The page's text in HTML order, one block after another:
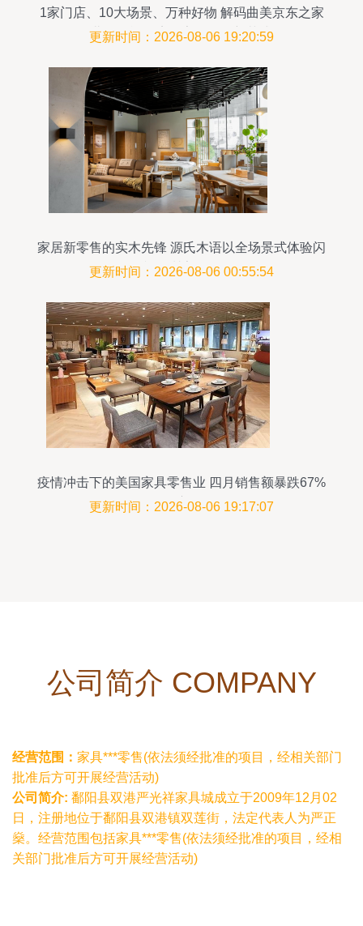
1家门店、10大场景、万种好物 解码曲美京东之家
北五环旗舰店的家具零售新范式
更新时间：2026-08-06 19:20:59
家居新零售的实木先锋 源氏木语以全场景式体验闪
耀深圳家具展
更新时间：2026-08-06 00:55:54
疫情冲击下的美国家具零售业 四月销售额暴跌67%
的深度解析
更新时间：2026-08-06 19:17:07
公司简介 COMPANY
经营范围： 家具***零售(依法须经批准的项目，经相关部门
批准后方可开展经营活动)
公司简介: 鄱阳县双港严光祥家具城成立于2009年12月02
日，注册地位于鄱阳县双港镇双莲街，法定代表人为严正
燊。经营范围包括家具***零售(依法须经批准的项目，经相
关部门批准后方可开展经营活动)